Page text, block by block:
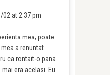
at 2:37 pm
mea, poate
a renuntat
ca rontait-o pana
era acelasi. Eu